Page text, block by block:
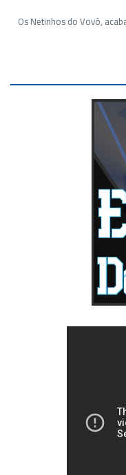
Os Netinhos do Vovô,